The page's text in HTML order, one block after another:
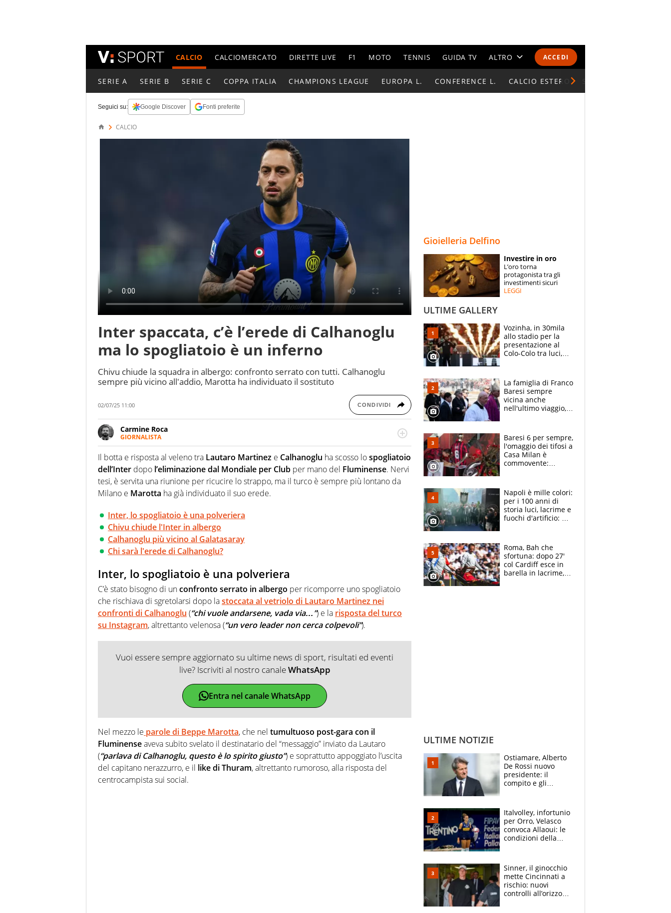
ACCEDI
CALCIO CALCIOMERCATO DIRETTE LIVE F1 MOTO TENNIS GUIDA TV ALTRO
CALENDARI E CLASSIFICHE
ESPERTI
CONTATTI
SERIE A SERIE B SERIE C COPPA ITALIA CHAMPIONS LEAGUE EUROPA L. CONFERENCE L. CALCIO ESTERO
Seguici su: Google Discover Fonti preferite
CALCIO
Inter spaccata, c’è l’erede di Calhanoglu
ma lo spogliatoio è un inferno
Chivu chiude la squadra in albergo: confronto serrato con tutti. Calhanoglu
sempre più vicino all'addio, Marotta ha individuato il sostituto
02/07/25 11:00 CONDIVIDI
Carmine Roca
GIORNALISTA
Giornalista pubblicista, appassionato di calcio in tutte le sue sfaccettature, con una
particolare predilezione per i campionati minori.
Il botta e risposta al veleno tra Lautaro Martinez e Calhanoglu ha scosso lospogliatoio
dell’Inter dopo l’eliminazione dal Mondiale per Club per mano del Fluminense. Nervi
tesi, è servita una riunione per ricucire lo strappo, ma il turco è sempre più lontano da
Milano e Marotta ha già individuato il suo erede.
Inter, lo spogliatoio è una polveriera
Chivu chiude l'Inter in albergo
Calhanoglu più vicino al Galatasaray
Chi sarà l'erede di Calhanoglu?
Inter, lo spogliatoio è una polveriera
C’è stato bisogno di unconfronto serrato in albergo per ricomporre uno spogliatoio
che rischiava di sgretolarsi dopo lastoccata al vetriolo di Lautaro Martinez nei
confronti di Calhanoglu (“chi vuole andarsene, vada via…”) e la risposta del turco
su Instagram, altrettanto velenosa (“un vero leader non cerca colpevoli”).
Vuoi essere sempre aggiornato su ultime news di sport, risultati ed eventi
live? Iscriviti al nostro canaleWhatsApp
Entra nel canale WhatsApp
Nel mezzo le parole di Beppe Marotta, che nel tumultuoso post-gara con il
Fluminenseaveva subito svelato il destinatario del “messaggio” inviato da Lautaro
(“parlava di Calhanoglu, questo è lo spirito giusto”) e soprattutto appoggiato l’uscita
del capitano nerazzurro, e il like di Thuram, altrettanto rumoroso, alla risposta del
centrocampista sui social.
Gioielleria Delfino
Investire in oro
L’oro torna
protagonista tra gli
investimenti sicuri
LEGGI
ULTIME GALLERY
Vozinha, in 30mila
allo stadio per la
presentazione al
Colo-Colo tra luci,
La famiglia di Franco
Baresi sempre
vicina anche
nell'ultimo viaggio,
circondati
dall'affetto dei tifosi
Baresi 6 per sempre,
l'omaggio dei tifosi a
Casa Milan è
commovente:
bigliettini
Napoli è mille colori:
per i 100 anni di
storia luci, lacrime e
fuochi d'artificio: De
Roma, Bah che
sfortuna: dopo 27'
col Cardiff esce in
barella in lacrime,
ULTIME NOTIZIE
Ostiamare, Alberto
De Rossi nuovo
presidente: il
compito e gli
Italvolley, infortunio
per Orro, Velasco
convoca Allaoui: le
condizioni della
Sinner, il ginocchio
mette Cincinnati a
rischio: nuovi
controlli all’orizzonte